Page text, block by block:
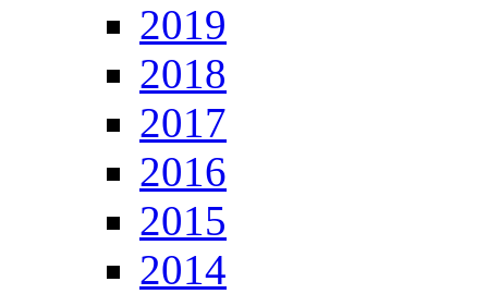
2019
2018
2017
2016
2015
2014